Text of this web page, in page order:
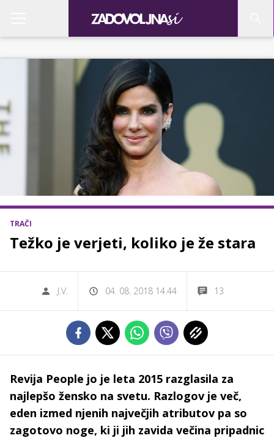
TRAČI
Težko je verjeti, koliko je že stara
J.V. 04. 08. 2018 14.44 13
Revija People jo je leta 2015 razglasila za
najlepšo žensko na svetu. Razlogov je več,
eden izmed njenih največjih atributov pa so
zagotovo noge, ki ji jih zavida večina pripadnic